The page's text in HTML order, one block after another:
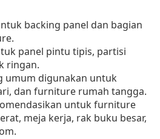
backing panel dan bagian
panel pintu tipis, partisi
ringan.
umum digunakan untuk
dan furniture rumah tangga.
untuk furniture
meja kerja, rak buku besar,